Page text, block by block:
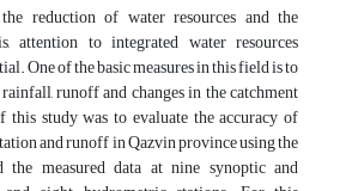
reduction of water resources and the
attention to integrated water resources
One of the basic measures in this field is to
runoff and changes in the catchment
this study was to evaluate the accuracy of
and runoff in Qazvin province using the
measured data at nine synoptic and